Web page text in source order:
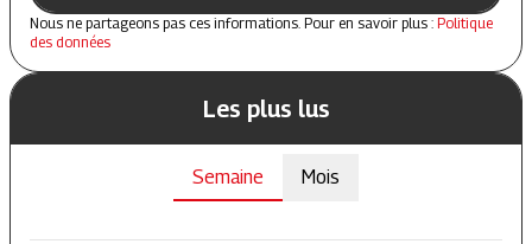
Nous ne partageons pas ces informations. Pour en savoir plus : Politique
des données
Les plus lus
Semaine Mois